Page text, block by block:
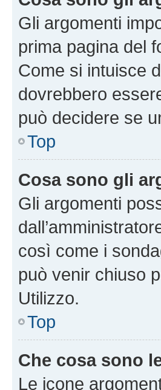
Gli argomenti
prima pagina del
Come si intuisce
dovrebbero
può decidere se
Top
Cosa sono gli
Gli argomenti
così come i
può venir chiuso
Utilizzo.
Top
Che cosa sono
Le icone